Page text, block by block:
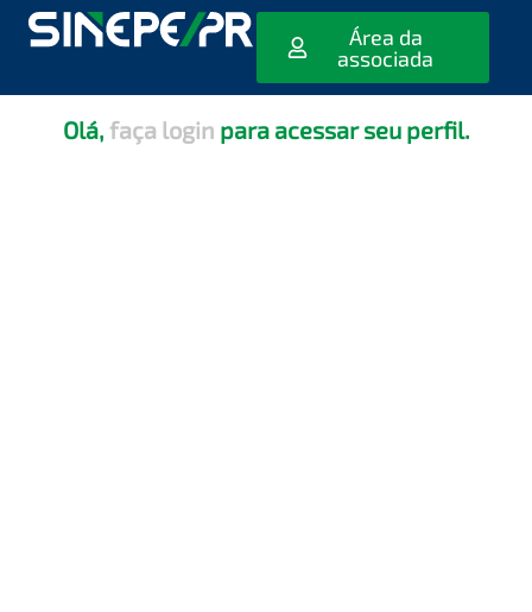
Área da
associada
[editar_escola_usuario]
Olá, faça login para acessar seu perfil.